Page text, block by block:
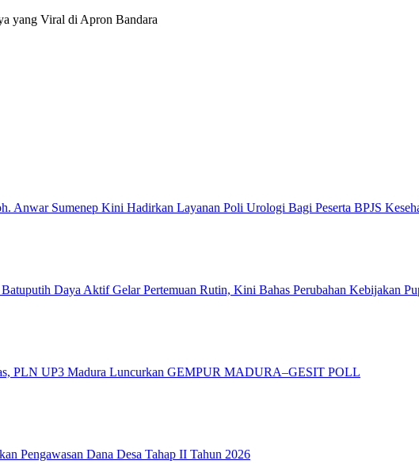
yang Viral di Apron Bandara
Anwar Sumenep Kini Hadirkan Layanan Poli Urologi Bagi Peserta BPJS
Daya Aktif Gelar Pertemuan Rutin, Kini Bahas Perubahan Kebijakan
PLN UP3 Madura Luncurkan GEMPUR MADURA–GESIT POLL
Pengawasan Dana Desa Tahap II Tahun 2026